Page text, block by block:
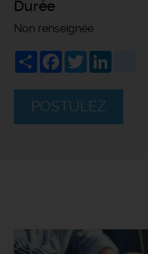
Durée
Non renseignée
ShareFacebook
Twitter
POSTULEZ